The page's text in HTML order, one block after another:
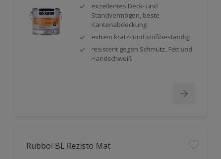
exzellentes Deck- und
Standvermögen, beste
Kantenabdeckung
extrem kratz- und stoßbeständig
resistent gegen Schmutz, Fett und
Handschweiß
Rubbol BL Rezisto Mat